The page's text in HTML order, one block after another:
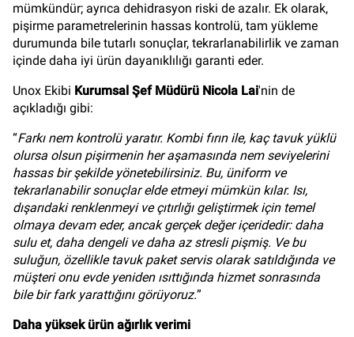
mümkündür; ayrıca dehidrasyon riski de azalır. Ek olarak,
pişirme parametrelerinin hassas kontrolü, tam yükleme
durumunda bile tutarlı sonuçlar, tekrarlanabilirlik ve zaman
içinde daha iyi ürün dayanıklılığı garanti eder.
Unox Ekibi Kurumsal Şef Müdürü Nicola Lai'nin de
açıkladığı gibi:
“Farkı nem kontrolü yaratır. Kombi fırın ile, kaç tavuk yüklü
olursa olsun pişirmenin her aşamasında nem seviyelerini
hassas bir şekilde yönetebilirsiniz. Bu, üniform ve
tekrarlanabilir sonuçlar elde etmeyi mümkün kılar. Isı,
dışarıdaki renklenmeyi ve çıtırlığı geliştirmek için temel
olmaya devam eder, ancak gerçek değer içeridedir: daha
sulu et, daha dengeli ve daha az stresli pişmiş. Ve bu
suluğun, özellikle tavuk paket servis olarak satıldığında ve
müşteri onu evde yeniden ısıttığında hizmet sonrasında
bile bir fark yarattığını görüyoruz.”
Daha yüksek ürün ağırlık verimi